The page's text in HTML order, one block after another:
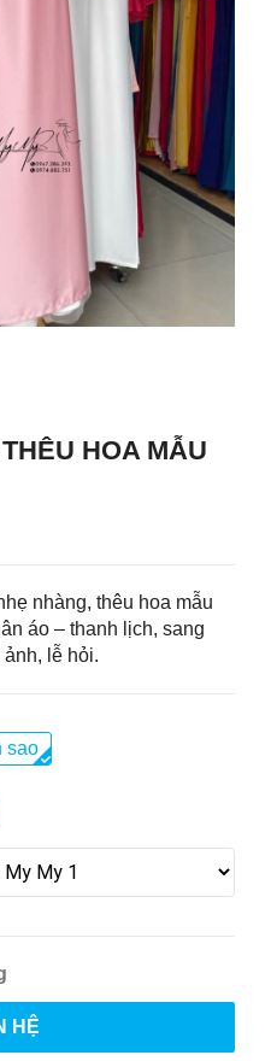
HOA MẪU
nhàng, thêu hoa mẫu
áo – thanh lịch, sang
lễ hỏi.
sao
HỆ